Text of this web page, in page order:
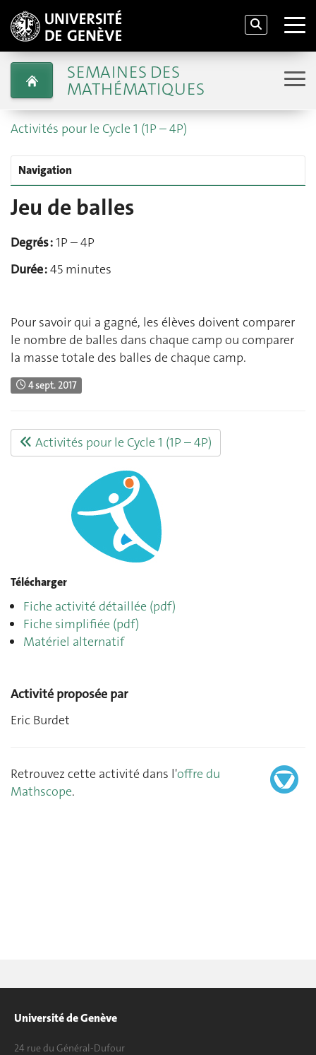
SEMAINES DES
MATHÉMATIQUES
Activités pour le Cycle 1 (1P – 4P)
Navigation
Jeu de balles
Degrés :1P – 4P
Durée :45 minutes
Pour savoir qui a gagné, les élèves doivent comparer
le nombre de balles dans chaque camp ou comparer
la masse totale des balles de chaque camp.
4 sept. 2017
Activités pour le Cycle 1 (1P – 4P)
Télécharger
Fiche activité détaillée (pdf)
Fiche simplifiée (pdf)
Matériel alternatif
Activité proposée par
Eric Burdet
Retrouvez cette activité dans l'offre du
Mathscope.
Université de Genève
24 rue du Général-Dufour